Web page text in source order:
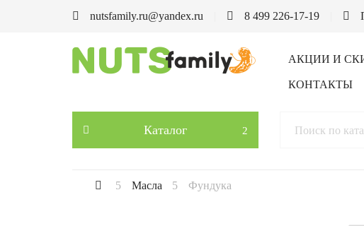
nutsfamily.ru@yandex.ru 8 499 226-17-19
АКЦИИ И
КОНТАКТЫ
Каталог
Масла Фундука